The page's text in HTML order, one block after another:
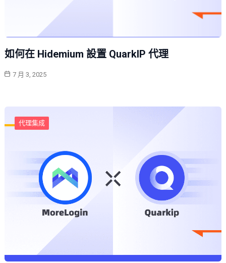
如何在 Hidemium 設置 QuarkIP 代理
7 月 3, 2025
代理集成